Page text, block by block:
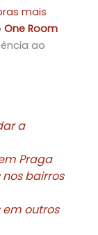
mais
One Room
ao
a
Praga
bairros
outros